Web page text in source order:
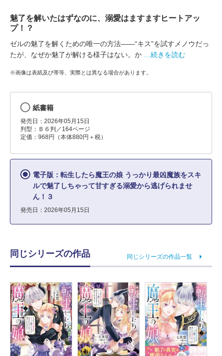
魅了を解いたはずなのに、溺愛はますますヒートアッ
プ！？
ゼルの魅了を解くための唯一の方法――“キス”を試すメノウだっ
たが、なぜか魅了が解ける様子はない。か
…続きを読む
※画像は表紙及び帯等、実際とは異なる場合があります。
紙書籍
発売日：2026年05月15日
判型：Ｂ６判／164ページ
定価：968円（本体880円＋税）
電子版：転生したら魔王の娘 うっかり最凶魔族をスキ
ルで魅了しちゃって甘すぎる溺愛から逃げられませ
ん！３
発売日：2026年05月15日
同じシリーズの作品 同じシリーズの作品一覧